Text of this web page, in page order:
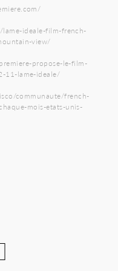
ideale-film-french-
view/
propose-le-film-
11-lame-ideale/
communaute/french-
mois-etats-unis-